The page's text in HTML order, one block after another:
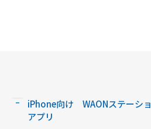
iPhone向け WAONステーシ
アプリ